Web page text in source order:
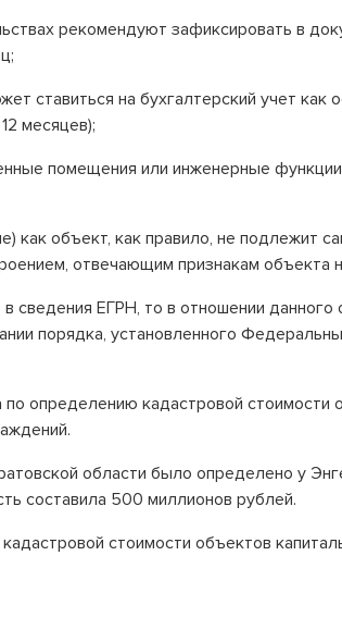
рекомендуют зафиксировать в
ставиться на бухгалтерский учет как
месяцев);
помещения или инженерные
как объект, как правило, не подлежит
отвечающим признакам объекта
сведения ЕГРН, то в отношении
порядка, установленного
определению кадастровой стоимости
области было определено у
составила 500 миллионов рублей.
стоимости объектов